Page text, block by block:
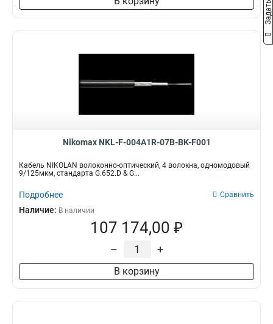
Nikomax NKL-F-004A1R-07B-BK-F001
Кабель NIKOLAN волоконно-оптический, 4 волокна, одномодовый
9/125мкм, стандарта G.652.D & G...
Подробнее Сравнить
Наличие: В наличии
107 174,00 ₽
– +
В корзину